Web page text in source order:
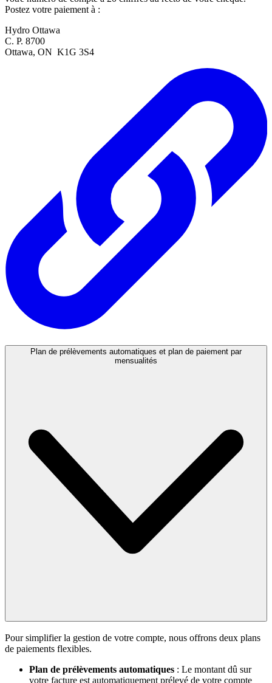
Postez votre paiement à :
Hydro Ottawa
C. P. 8700
Ottawa, ON K1G 3S4
Plan de prélèvements automatiques et plan de paiement par
mensualités
Pour simplifier la gestion de votre compte, nous offrons deux plans
de paiements flexibles.
Plan de prélèvements automatiques : Le montant dû sur
votre facture est automatiquement prélevé de votre compte